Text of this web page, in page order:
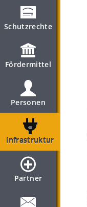
Schutzrechte
Fördermittel
Personen
Infrastruktur
Partner